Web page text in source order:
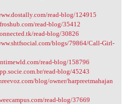
read-blog/124915
read-blog/35412
read-blog/30826
blogs/79864/Call-Girl-
read-blog/158796
read-blog/45243
blog/owner/harpreetmahajan
read-blog/37669